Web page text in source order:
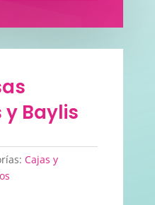
Baylis
Cajas y